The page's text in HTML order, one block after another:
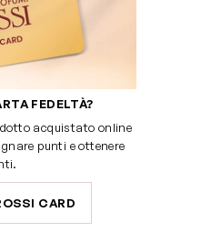
FEDELTÀ?
acquistato online
punti e ottenere
CARD